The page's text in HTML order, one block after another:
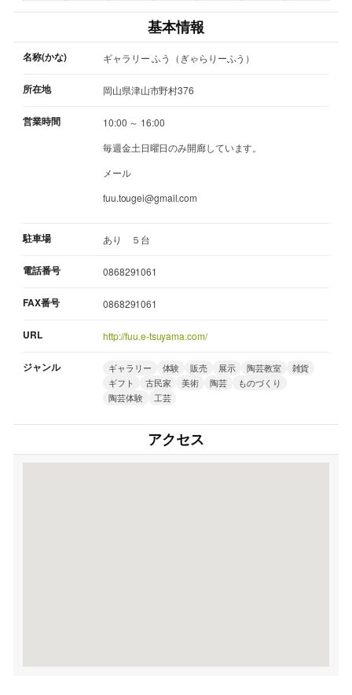
基本情報
名称(かな) ギャラリー ふう（ぎゃらりーふう）
所在地 岡山県津山市野村376
営業時間
10:00 ～ 16:00
毎週金土日曜日のみ開廊しています。
メール
fuu.tougei@gmail.com
駐車場 あり ５台
電話番号 0868291061
FAX番号 0868291061
URL http://fuu.e-tsuyama.com/
ジャンル ギャラリー 体験 販売 展示 陶芸教室
雑貨
ギフト
古民家 美術 陶芸
ものづくり
陶芸体験
工芸
アクセス